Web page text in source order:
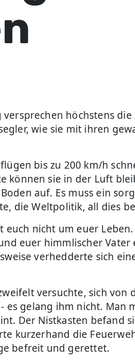
höchstens
wie sie mit ihren
bis zu 200 km/h
können sie in der Luft
auf. Es muss ein
die Weltpolitik, all dies
nicht um euer
euer himmlischer
verhedderte sich
versuchte, sich von
gelang ihm nicht. Man
Der Nistkasten befand
kurzerhand die
befreit und gerettet.